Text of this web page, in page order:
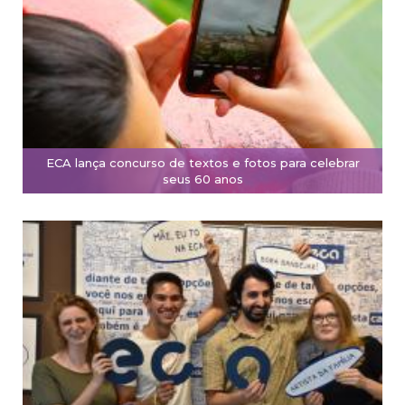
ECA lança concurso de textos e fotos para celebrar
seus 60 anos